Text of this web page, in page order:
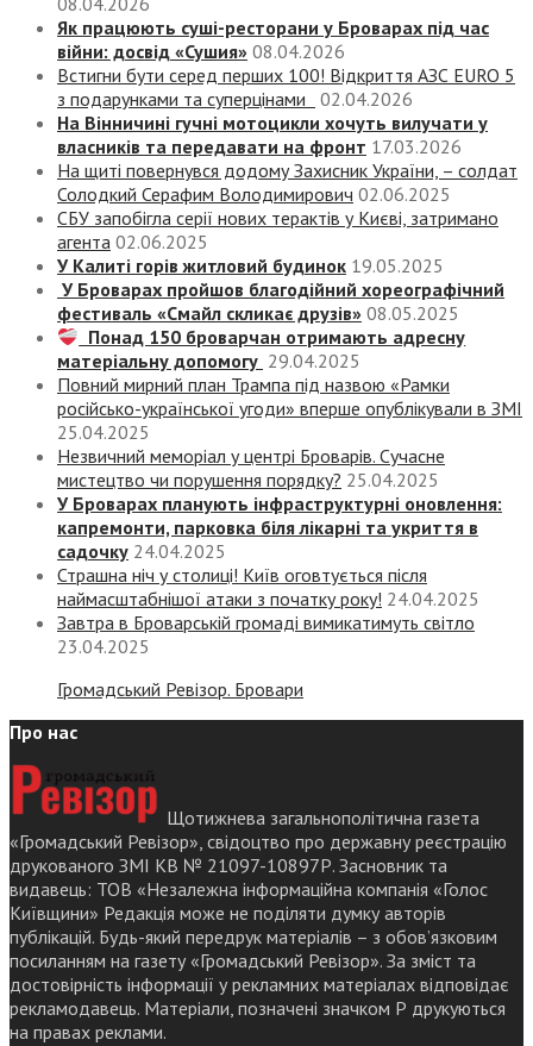
Як працюють суші-ресторани у Броварах під час
війни: досвід «Сушия» 08.04.2026
Встигни бути серед перших 100! Відкриття АЗС EURO 5
з подарунками та суперцінами
02.04.2026
На Вінничині гучні мотоцикли хочуть вилучати у
власників та передавати на фронт 17.03.2026
На щиті повернувся додому Захисник України, – солдат
Солодкий Серафим Володимирович 02.06.2025
СБУ запобігла серії нових терактів у Києві, затримано
агента 02.06.2025
У Калиті горів житловий будинок 19.05.2025
У Броварах пройшов благодійний хореографічний
фестиваль «Смайл скликає друзів» 08.05.2025
Понад 150 броварчан отримають адресну
матеріальну допомогу 29.04.2025
Повний мирний план Трампа під назвою «‎Рамки
російсько-української угоди» вперше опублікували в ЗМІ
25.04.2025
Незвичний меморіал у центрі Броварів. Сучасне
мистецтво чи порушення порядку? 25.04.2025
У Броварах планують інфраструктурні оновлення:
капремонти, парковка біля лікарні та укриття в
садочку 24.04.2025
Страшна ніч у столиці! Київ оговтується після
наймасштабнішої атаки з початку року! 24.04.2025
Завтра в Броварській громаді вимикатимуть світло
23.04.2025
Громадський Ревізор. Бровари
Про нас
Щотижнева загальнополітична газета
«Громадський Ревізор», свідоцтво про державну реєстрацію
друкованого ЗМІ КВ № 21097-10897Р. Засновник та
видавець: ТОВ «Незалежна інформаційна компанія «Голос
Київщини» Редакція може не поділяти думку авторів
публікацій. Будь-який передрук матеріалів – з обов’язковим
посиланням на газету «Громадський Ревізор». За зміст та
достовірність інформації у рекламних матеріалах відповідає
рекламодавець. Матеріали, позначені значком Р друкуються
на правах реклами.